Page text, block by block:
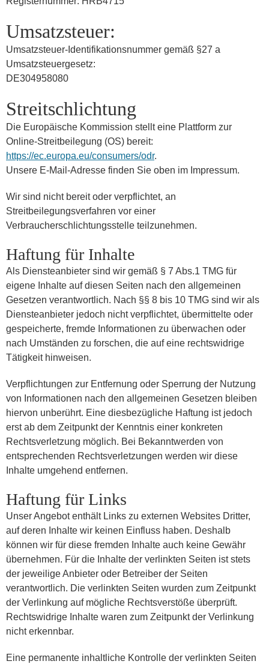
Umsatzsteuer:
Umsatzsteuer-Identifikationsnummer gemäß §27 a
Umsatzsteuergesetz:
DE304958080
Streitschlichtung
Die Europäische Kommission stellt eine Plattform zur
Online-Streitbeilegung (OS) bereit:
https://ec.europa.eu/consumers/odr.
Unsere E-Mail-Adresse finden Sie oben im Impressum.
Wir sind nicht bereit oder verpflichtet, an
Streitbeilegungsverfahren vor einer
Verbraucherschlichtungsstelle teilzunehmen.
Haftung für Inhalte
Als Diensteanbieter sind wir gemäß § 7 Abs.1 TMG für
eigene Inhalte auf diesen Seiten nach den allgemeinen
Gesetzen verantwortlich. Nach §§ 8 bis 10 TMG sind wir als
Diensteanbieter jedoch nicht verpflichtet, übermittelte oder
gespeicherte, fremde Informationen zu überwachen oder
nach Umständen zu forschen, die auf eine rechtswidrige
Tätigkeit hinweisen.
Verpflichtungen zur Entfernung oder Sperrung der Nutzung
von Informationen nach den allgemeinen Gesetzen bleiben
hiervon unberührt. Eine diesbezügliche Haftung ist jedoch
erst ab dem Zeitpunkt der Kenntnis einer konkreten
Rechtsverletzung möglich. Bei Bekanntwerden von
entsprechenden Rechtsverletzungen werden wir diese
Inhalte umgehend entfernen.
Haftung für Links
Unser Angebot enthält Links zu externen Websites Dritter,
auf deren Inhalte wir keinen Einfluss haben. Deshalb
können wir für diese fremden Inhalte auch keine Gewähr
übernehmen. Für die Inhalte der verlinkten Seiten ist stets
der jeweilige Anbieter oder Betreiber der Seiten
verantwortlich. Die verlinkten Seiten wurden zum Zeitpunkt
der Verlinkung auf mögliche Rechtsverstöße überprüft.
Rechtswidrige Inhalte waren zum Zeitpunkt der Verlinkung
nicht erkennbar.
Eine permanente inhaltliche Kontrolle der verlinkten Seiten